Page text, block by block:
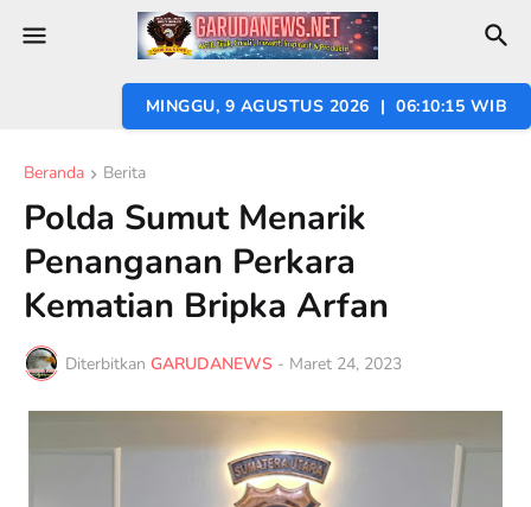
MINGGU, 9 AGUSTUS 2026 | 06:10:17 WIB
Beranda Berita
Polda Sumut Menarik
Penanganan Perkara
Kematian Bripka Arfan
Diterbitkan GARUDANEWS - Maret 24, 2023